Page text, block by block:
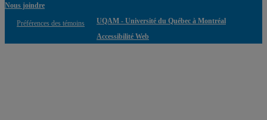
Nous joindre
Préférences des témoins
UQAM - Université du Québec à Montréal
Accessibilité Web